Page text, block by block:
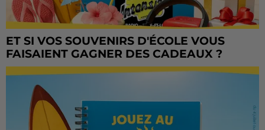
ET SI VOS SOUVENIRS D'ÉCOLE VOUS
FAISAIENT GAGNER DES CADEAUX ?